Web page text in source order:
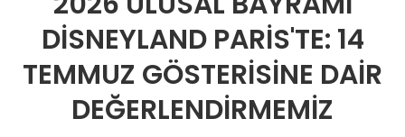
DISNEYLAND PARIS'TE: 14
TEMMUZ GÖSTERISINE DAIR
DEĞERLENDIRMEMIZ